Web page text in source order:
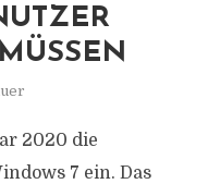
2020 die
7 ein. Das